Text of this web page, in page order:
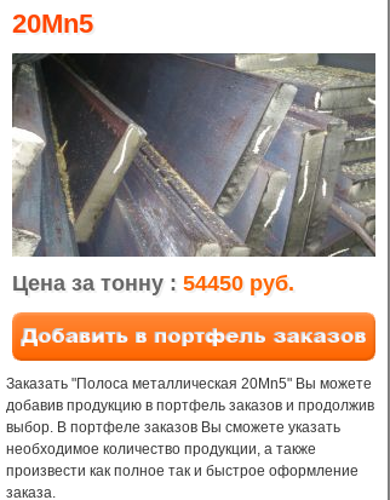
20Mn5
Цена за тонну : 54450 руб.
Заказать "Полоса металлическая 20Mn5" Вы можете
добавив продукцию в портфель заказов и продолжив
выбор. В портфеле заказов Вы сможете указать
необходимое количество продукции, а также
произвести как полное так и быстрое оформление
заказа.